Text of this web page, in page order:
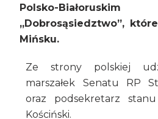
Polsko-
„Dobrosąsiedztwo”,
Mińsku.
Ze strony polskiej
marszałek Senatu RP
oraz podsekretarz
Kościński.